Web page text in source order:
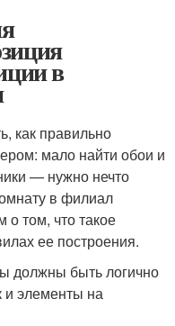
в
как правильно
мало найти обои и
— нужно нечто
в филиал
о том, что такое
ее построения.
должны быть логично
и элементы на